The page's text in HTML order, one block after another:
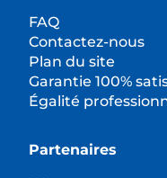
FAQ
Contactez-nous
Plan du site
Garantie 100%
Égalité
Partenaires